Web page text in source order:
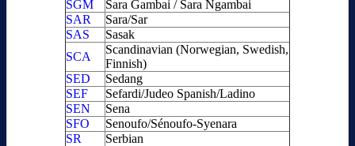
SGM
Sara Gambai / Sara Ngambai
SAR
Sara/Sar
SAS
Sasak
SCA
Scandinavian (Norwegian, Swedish,
Finnish)
SED
Sedang
SEF
Sefardi/Judeo Spanish/Ladino
SEN
Sena
SFO
Senoufo/Sénoufo-Syenara
SR
Serbian